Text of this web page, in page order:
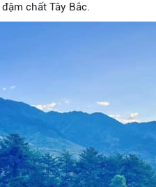
chất Tây Bắc.